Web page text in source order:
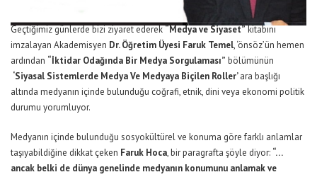
Geçtiğimiz günlerde bizi ziyaret ederek“Medya ve Siyaset”kitabını
imzalayan Akademisyen Dr. Öğretim Üyesi Faruk Temel, ‘önsöz’ün hemen
ardından “İktidar Odağında Bir Medya Sorgulaması” bölümünün
‘Siyasal Sistemlerde Medya Ve Medyaya Biçilen Roller’ara başlığı
altında medyanın içinde bulunduğu coğrafi, etnik, dini veya ekonomi politik
durumu yorumluyor.
Medyanın içinde bulunduğu sosyokültürel ve konuma göre farklı anlamlar
taşıyabildiğine dikkat çeken Faruk Hoca, bir paragrafta şöyle diyor: “…
ancak belki de dünya genelinde medyanın konumunu anlamak ve